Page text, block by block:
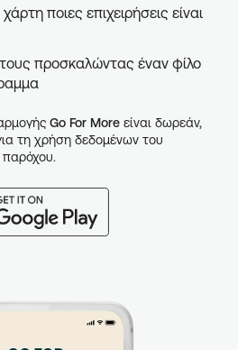
ποιες επιχειρήσεις είναι
προσκαλώντας έναν φίλο
Go For More είναι δωρεάν,
τη χρήση δεδομένων του
παρόχου.